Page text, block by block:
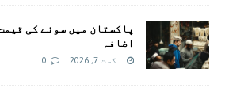
اضافہ
اگست 7, 2026 0